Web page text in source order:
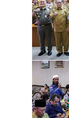
Tumpeng Nasi
Gresik ke Panggung
FOZ Jatim,
Yatim Serentak di
Bupati Gresik